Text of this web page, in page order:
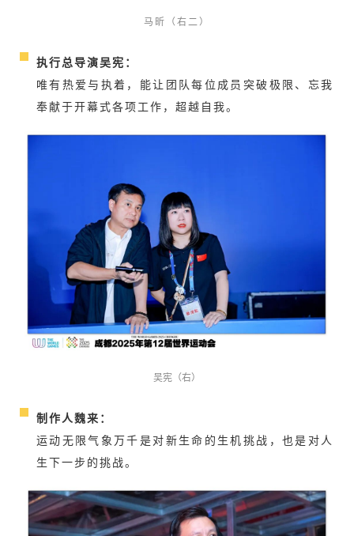
马昕（右二）
执行总导演吴宪：
唯有热爱与执着，能让团队每位成员突破极限、忘我
奉献于开幕式各项工作，超越自我。
吴宪（右）
制作人魏来：
运动无限气象万千是对新生命的生机挑战，也是对人
生下一步的挑战。